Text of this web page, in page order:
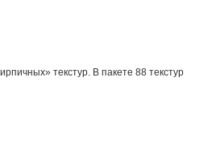
текстур. В пакете 88 текстур